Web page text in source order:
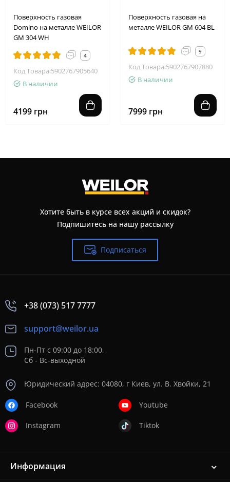
Поверхность газовая
Domino на металле WEILOR
GM 304 WH
4
Код Товара:5902767905640
В наличии
4199 грн
Поверхность газовая на
металле WEILOR GM 604 BL
9
Код Товара:5902767907880
В наличии
7999 грн
Хотите быть в курсе всех акций и скидок?
Подпишитесь на нашу рассылку
Подписаться
+38 (073) 517 7777
support@weilor.ua
Пн-Пт с 09:00 до 18:00,
Сб - Вс-выходной
Юридический адрес: 04080, г Киев, ул. В. Хвойки, 21
Facebook
Instagram
Youtube
Tiktok
Информация